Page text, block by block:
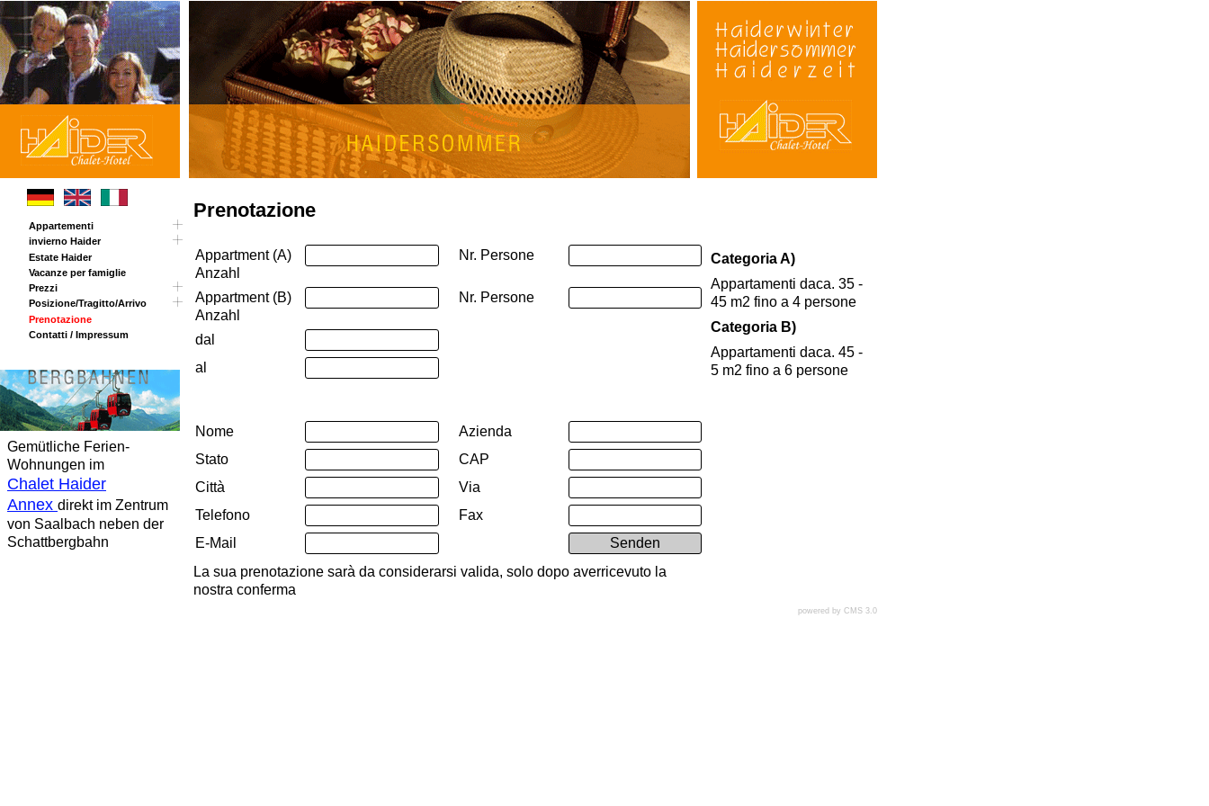
Appartementi
Tour
invierno Haider
Carta panoramica
Chalet Haider Annex
Estate Haider
Vacanze per famiglie
Prezzi
Opening invernale
Sorpresa di Pasqua
Prezzi estivi
Posizione/Tragitto/Arrivo
Tragitto
Prenotazione
Contatti / Impressum
Gemütliche Ferien-
Wohnungen im
Chalet Haider
Annex direkt im Zentrum
von Saalbach neben der
Schattbergbahn
Prenotazione
Appartment (A)
Anzahl
Nr. Persone
Appartment (B)
Anzahl
Nr. Persone
dal
al
Nome
Stato
Città
Telefono
E-Mail
Azienda
CAP
Via
Fax
Senden
La sua prenotazione sarà da considerarsi valida, solo dopo averricevuto la
nostra conferma
Categoria A)
Appartamenti daca. 35 -
45 m2 fino a 4 persone
Categoria B)
Appartamenti daca. 45 -
5 m2 fino a 6 persone
powered by CMS 3.0
Wartungsmodus